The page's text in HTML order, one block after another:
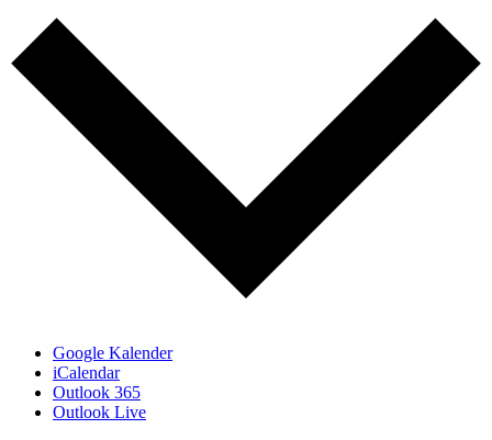
Google Kalender
iCalendar
Outlook 365
Outlook Live